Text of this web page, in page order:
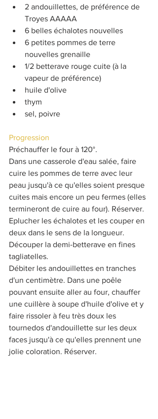
2 andouillettes, de préférence de
Troyes AAAAA
6 belles échalotes nouvelles
6 petites pommes de terre
nouvelles grenaille
1/2 betterave rouge cuite (à la
vapeur de préférence)
huile d'olive
thym
sel, poivre
Progression
Préchauffer le four à 120°.
Dans une casserole d'eau salée, faire
cuire les pommes de terre avec leur
peau jusqu'à ce qu'elles soient presque
cuites mais encore un peu fermes (elles
termineront de cuire au four). Réserver.
Eplucher les échalotes et les couper en
deux dans le sens de la longueur.
Découper la demi-betterave en fines
tagliatelles.
Débiter les andouillettes en tranches
d'un centimètre. Dans une poêle
pouvant ensuite aller au four, chauffer
une cuillère à soupe d'huile d'olive et y
faire rissoler à feu très doux les
tournedos d'andouillette sur les deux
faces jusqu'à ce qu'elles prennent une
jolie coloration. Réserver.